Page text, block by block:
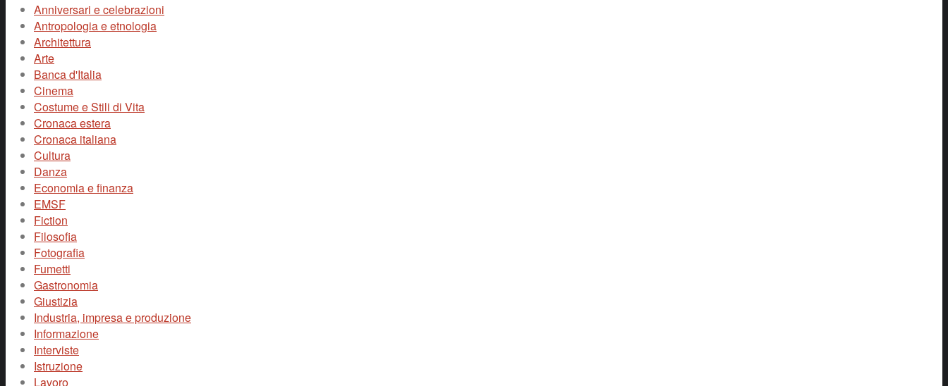
Anniversari e celebrazioni
Antropologia e etnologia
Architettura
Arte
Banca d'Italia
Cinema
Costume e Stili di Vita
Cronaca estera
Cronaca italiana
Cultura
Danza
Economia e finanza
EMSF
Fiction
Filosofia
Fotografia
Fumetti
Gastronomia
Giustizia
Industria, impresa e produzione
Informazione
Interviste
Istruzione
Lavoro